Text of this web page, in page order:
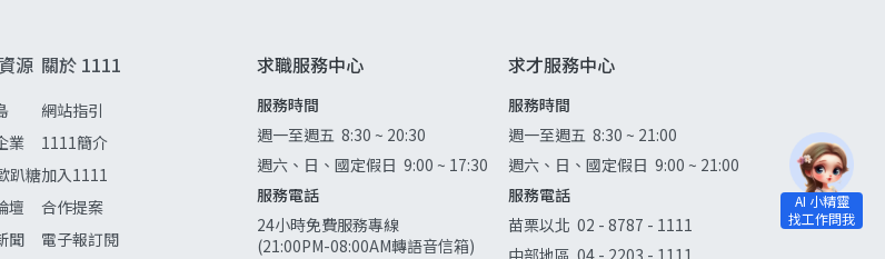
源
業
趴糖
壇
聞
關於 1111
網站指引
1111簡介
加入1111
合作提案
電子報訂閱
求職服務中心
服務時間
週一至週五 8:30 ~ 20:30
週六、日、國定假日 9:00 ~ 17:30
服務電話
24小時免費服務專線
(21:00PM-08:00AM轉語音信箱)
求才服務中心
服務時間
週一至週五 8:30 ~ 21:00
週六、日、國定假日 9:00 ~ 21:00
服務電話
苗栗以北 02 - 8787 - 1111
中部地區 04 - 2203 - 1111